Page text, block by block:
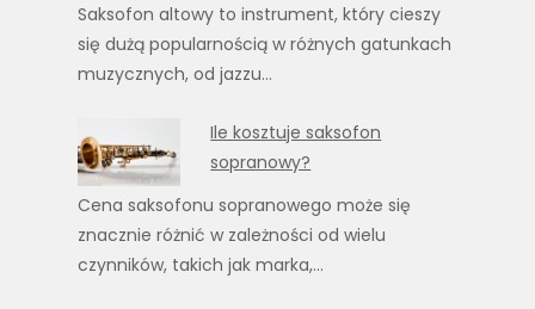
Saksofon altowy to instrument, który cieszy
się dużą popularnością w różnych gatunkach
muzycznych, od jazzu…
Ile kosztuje saksofon
sopranowy?
Cena saksofonu sopranowego może się
znacznie różnić w zależności od wielu
czynników, takich jak marka,…